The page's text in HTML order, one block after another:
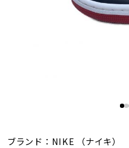
ブランド： NIKE （ナイキ）